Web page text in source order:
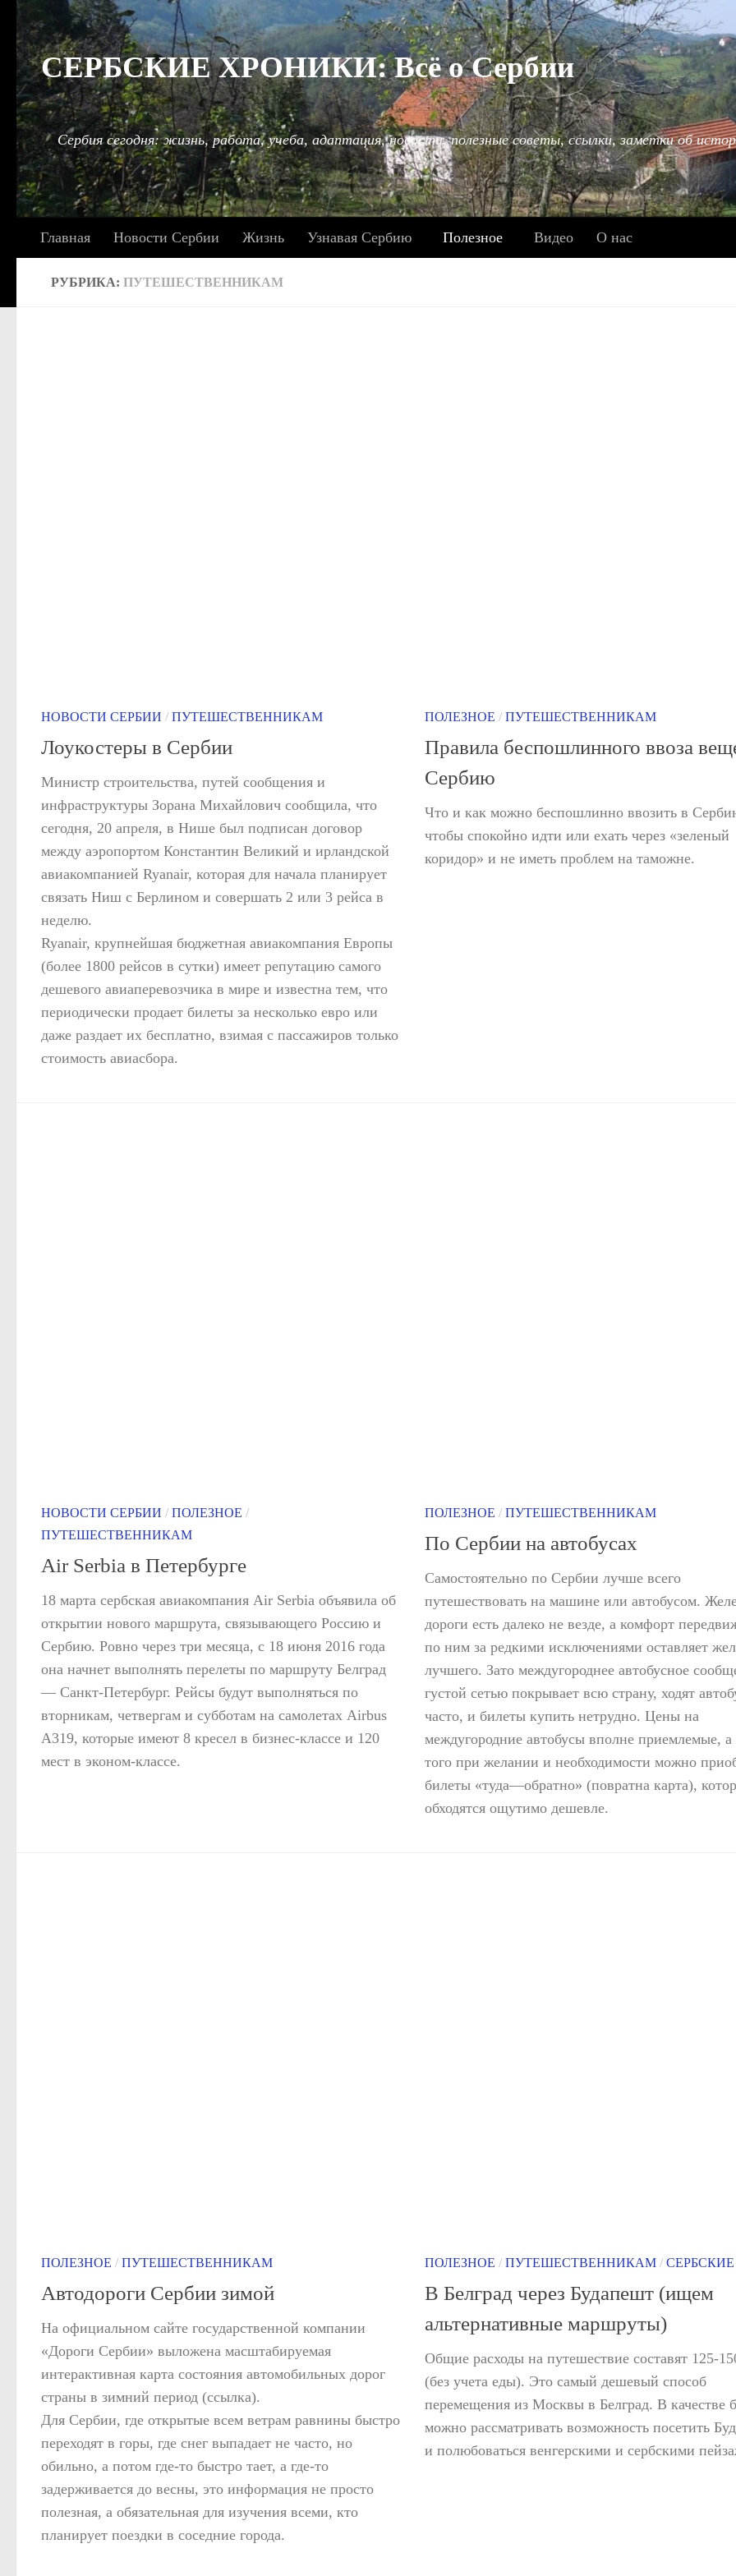
Под записью
СЕРБСКИЕ ХРОНИКИ: Всё о Сербии
Сербия сегодня: жизнь, работа, учеба, адаптация, новости, полезные советы, ссылки, заметки об
Главная Новости Сербии Жизнь Узнавая Сербию Полезное Видео О нас
РУБРИКА: ПУТЕШЕСТВЕННИКАМ
НОВОСТИ СЕРБИИ / ПУТЕШЕСТВЕННИКАМ
Лоукостеры в Сербии
Министр строительства, путей сообщения и
инфраструктуры Зорана Михайлович сообщила, что
сегодня, 20 апреля, в Нише был подписан договор
между аэропортом Константин Великий и ирландской
авиакомпанией Ryanair, которая для начала планирует
связать Ниш с Берлином и совершать 2 или 3 рейса в
неделю.
Ryanair, крупнейшая бюджетная авиакомпания Европы
(более 1800 рейсов в сутки) имеет репутацию самого
дешевого авиаперевозчика в мире и известна тем, что
периодически продает билеты за несколько евро или
даже раздает их бесплатно, взимая с пассажиров только
стоимость авиасбора.
ПОЛЕЗНОЕ / ПУТЕШЕСТВЕННИКАМ
Правила беспошлинного ввоза
Сербию
Что и как можно беспошлинно ввозить в
чтобы спокойно идти или ехать через «зеленый
коридор» и не иметь проблем на таможне.
НОВОСТИ СЕРБИИ / ПОЛЕЗНОЕ /
ПУТЕШЕСТВЕННИКАМ
Air Serbia в Петербурге
18 марта сербская авиакомпания Air Serbia объявила об
открытии нового маршрута, связывающего Россию и
Сербию. Ровно через три месяца, с 18 июня 2016 года
она начнет выполнять перелеты по маршруту Белград
— Санкт-Петербург. Рейсы будут выполняться по
вторникам, четвергам и субботам на самолетах Airbus
A319, которые имеют 8 кресел в бизнес-классе и 120
мест в эконом-классе.
ПОЛЕЗНОЕ / ПУТЕШЕСТВЕННИКАМ
По Сербии на автобусах
Самостоятельно по Сербии лучше всего
путешествовать на машине или автобусом.
дороги есть далеко не везде, а комфорт
по ним за редкими исключениями оставляет
лучшего. Зато междугороднее автобусное
густой сетью покрывает всю страну, ходят
часто, и билеты купить нетрудно. Цены на
междугородние автобусы вполне приемлемые, а
того при желании и необходимости можно
билеты «туда—обратно» (повратна карта),
обходятся ощутимо дешевле.
ПОЛЕЗНОЕ / ПУТЕШЕСТВЕННИКАМ
Автодороги Сербии зимой
На официальном сайте государственной компании
«Дороги Сербии» выложена масштабируемая
интерактивная карта состояния автомобильных дорог
страны в зимний период (ссылка).
Для Сербии, где открытые всем ветрам равнины быстро
переходят в горы, где снег выпадает не часто, но
обильно, а потом где-то быстро тает, а где-то
задерживается до весны, это информация не просто
полезная, а обязательная для изучения всеми, кто
планирует поездки в соседние города.
ПОЛЕЗНОЕ / ПУТЕШЕСТВЕННИКАМ /
В Белград через Будапешт (ищем
альтернативные маршруты)
Общие расходы на путешествие составят 125-
(без учета еды). Это самый дешевый способ
перемещения из Москвы в Белград. В качестве
можно рассматривать возможность посетить
и полюбоваться венгерскими и сербскими